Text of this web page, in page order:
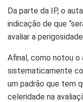
Da parte da IP, o
indicação de que
avaliar a
Afinal, como notou o
sistematicamente
um padrão que tem
celeridade na